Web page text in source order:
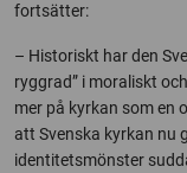
fortsätter:
– Historiskt har den
ryggrad” i moraliskt
mer på kyrkan som en
att Svenska kyrkan nu
identitetsmönster